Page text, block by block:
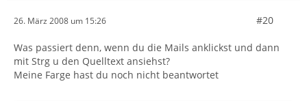
26. März 2008 um 15:26 #20
Was passiert denn, wenn du die Mails anklickst und dann
mit Strg u den Quelltext ansiehst?
Meine Farge hast du noch nicht beantwortet